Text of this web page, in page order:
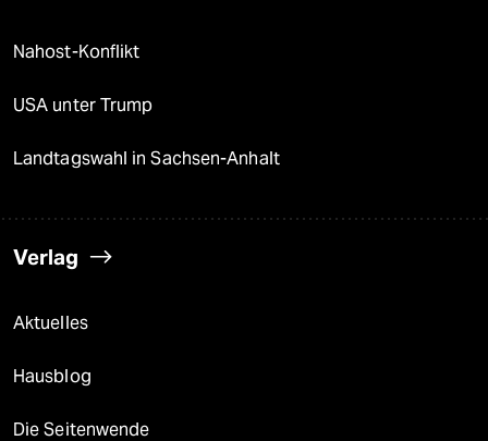
Nahost-Konflikt
USA unter Trump
Landtagswahl in Sachsen-Anhalt
Verlag
Aktuelles
Hausblog
Die Seitenwende